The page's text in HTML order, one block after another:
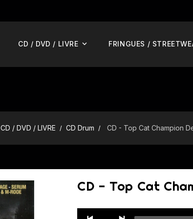
CD / DVD / LIVRE FRINGUES /
CD / DVD / LIVRE CD Drum CD - Top Cat Champion
CD - Top Cat